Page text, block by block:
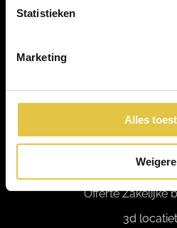
Statistieken
Marketing
Alles
0348
Plan je zakelijke
Offerte Zakelijke
3d